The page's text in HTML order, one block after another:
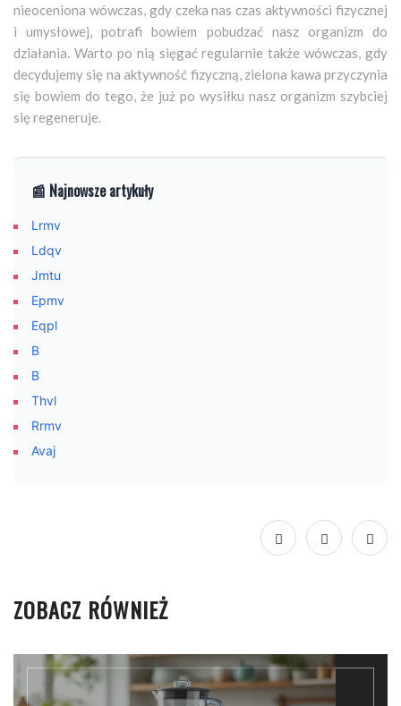
nieoceniona wówczas, gdy czeka nas czas aktywności fizycznej
i umysłowej, potrafi bowiem pobudzać nasz organizm do
działania. Warto po nią sięgać regularnie także wówczas, gdy
decydujemy się na aktywność fizyczną, zielona kawa przyczynia
się bowiem do tego, że już po wysiłku nasz organizm szybciej
się regeneruje.
📰 Najnowsze artykuły
Lrmv
Ldqv
Jmtu
Epmv
Eqpl
B
B
Thvl
Rrmv
Avaj
ZOBACZ RÓWNIEŻ